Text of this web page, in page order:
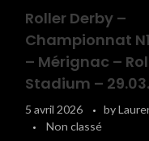
Roller Derby –
Championnat
– Mérignac –
Stadium –
5 avril 2026 by
Non classé